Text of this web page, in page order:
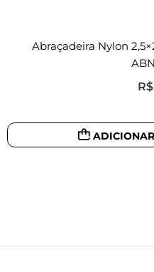
Abraçadeira Nylon
R$